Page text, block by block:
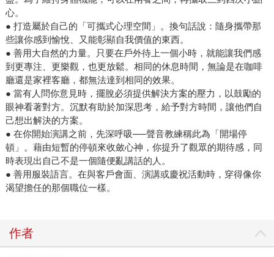
心。
● 打造屬於自己的「可攜式心理空間」。換句話說：隨身攜帶那
些讓你感到愉悅、又能彰顯自我價值的東西。
● 善用大自然的力量。只要在戶外待上一個小時，就能讓我們感
到更專注、更樂觀，也更放鬆。相同的休息時間，無論是在咖啡
廳還是家裡客廳，都無法達到相同的效果。
● 當有人問你意見時，擺脫必須提供解決方案的壓力，以鼓勵的
眼神看著對方。沉默有助於加深思考，給予對方時間，讓他們自
己想出解決的方案。
● 在你開始演講之前，先深呼吸──聲音教練稱此為「開場停
頓」。藉由短暫的停頓來收斂心神，你提升了觀眾的期待感，同
時表現出自己不是一個隨便亂講話的人。
● 善用服裝語言。在與客戶會面、演講或慶祝活動時，穿得像你
渴望擔任的那個職位一樣。
作者